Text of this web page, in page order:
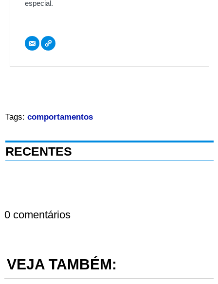
especial.
Tags: comportamentos
RECENTES
0 comentários
VEJA TAMBÉM: